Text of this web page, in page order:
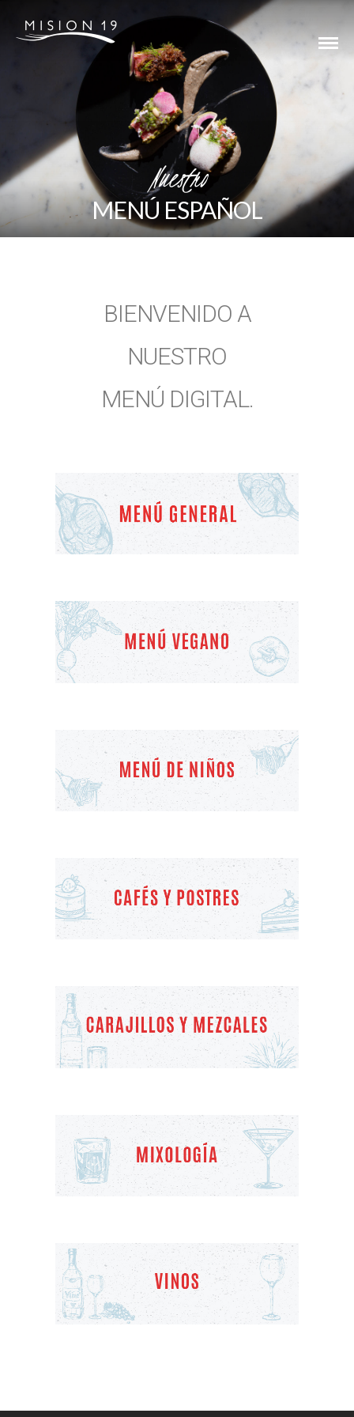
Nuestro
MENÚ ESPAÑOL
BIENVENIDO A
NUESTRO
MENÚ DIGITAL.